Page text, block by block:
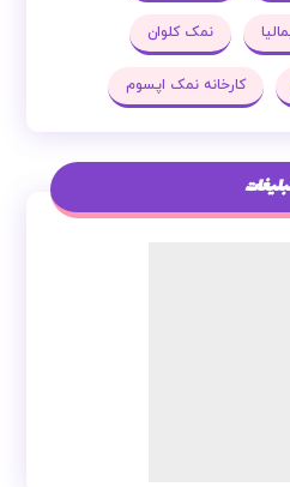
نمک کلوان
کارخانه نمک اپسوم